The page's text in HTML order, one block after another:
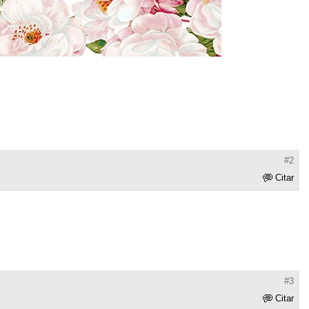
#2
Citar
#3
Citar